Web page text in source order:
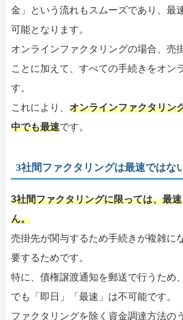
金」という流れもスムーズであり、最
可能となります。
オンラインファクタリングの場合、売
ことに加えて、すべての手続きをオン
す。
これにより、 オンラインファクタリン
中でも最速です。
3社間ファクタリングは最速ではな
3社間ファクタリングに限っては、最
ん。
売掛先が関与するため手続きが複雑に
要するためです。
特に、債権譲渡通知を郵送で行うため
でも「即日」「最速」は不可能です。
ファクタリングを除く資金調達方法の